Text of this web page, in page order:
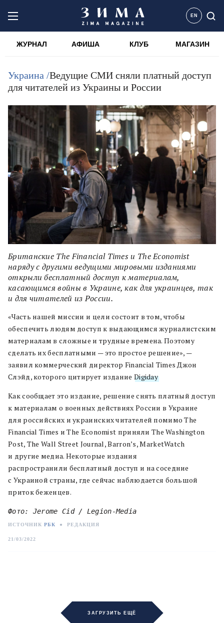
EN
ЖУРНАЛ АФИША КЛУБ МАГАЗИН
Украина /Ведущие СМИ сняли платный доступ
для читателей из Украины и России
Британские The Financial Times и The Economist
наряду с другими ведущими мировыми изданиями
открыли бесплатный доступ к материалам,
касающимся войны в Украине, как для украинцев, так
и для читателей из России.
«Часть нашей миссии и цели состоит в том, чтобы
обеспечить людям доступ к выдающимся журналистским
материалам в сложные и трудные времена. Поэтому
сделать их бесплатными — это простое решение», —
заявил коммерческий директор Financial Times Джон
Слэйд, которого цитирует издание Digiday.
Как сообщает это издание, решение снять платный доступ
к материалам о военных действиях России в Украине
для российских и украинских читателей помимо The
Financial Times и The Economist приняли The Washington
Post, The Wall Street Journal, Barron’s, MarketWatch
и другие медиа. Некоторые издания
распространили бесплатный доступ и на соседние
с Украиной страны, где сейчас наблюдается большой
приток беженцев.
Фото: Jerome Cid / Legion-Media
ИСТОЧНИК РБК ● РЕДАКЦИЯ
21/03/2022
ЗАГРУЗИТЬ ЕЩЁ